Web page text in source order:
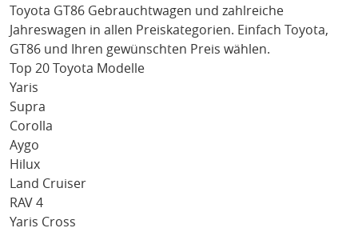
Toyota GT86 Gebrauchtwagen und zahlreiche
Jahreswagen in allen Preiskategorien. Einfach Toyota,
GT86 und Ihren gewünschten Preis wählen.
Top 20 Toyota Modelle
Yaris
Supra
Corolla
Aygo
Hilux
Land Cruiser
RAV 4
Yaris Cross